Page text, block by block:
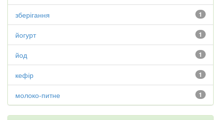
1
зберігання
1
йогурт
1
йод
1
кефір
1
молоко-питне